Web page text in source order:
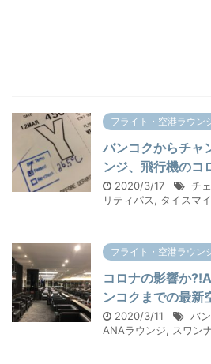
フライト・空港ラウン
バンコクからチャ
ンジ、飛行機のコ
2020/3/17 チ
リティパス, タイスマ
フライト・空港ラウン
コロナの影響か
ンコクまでの最新
2020/3/11 バ
ANAラウンジ, スワン